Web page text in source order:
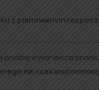
z planowanym
prośbę wykonawca
na czas